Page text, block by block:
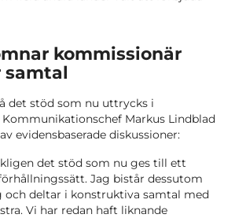
kommissionär
samtal
det stöd som nu uttrycks i
Markus Lindblad
evidensbaserade diskussioner:
det stöd som nu ges till ett
Jag bistår dessutom
och deltar i konstruktiva samtal med
Vi har redan haft liknande